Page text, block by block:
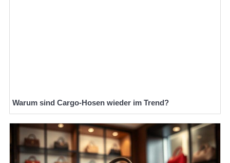
Warum sind Cargo-Hosen wieder im Trend?